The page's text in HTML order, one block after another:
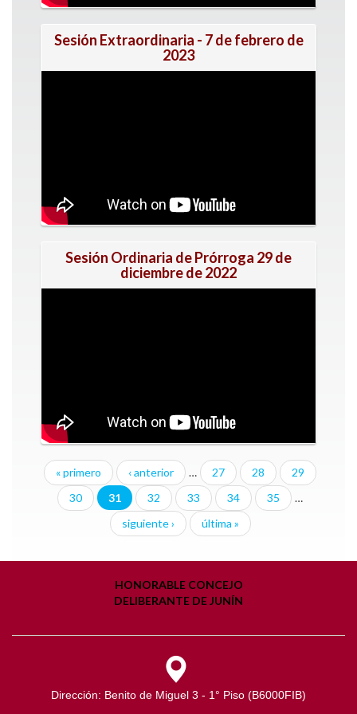
Sesión Extraordinaria - 7 de febrero de
2023
Sesión Ordinaria de Prórroga 29 de
diciembre de 2022
« primero ‹ anterior … 27 28
29
30
31 32 33 34 35
…
siguiente ›
última »
HONORABLE CONCEJO
DELIBERANTE DE JUNÍN
Dirección: Benito de Miguel 3 - 1° Piso (B6000FIB)